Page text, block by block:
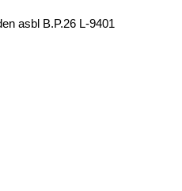
asbl B.P.26 L-9401